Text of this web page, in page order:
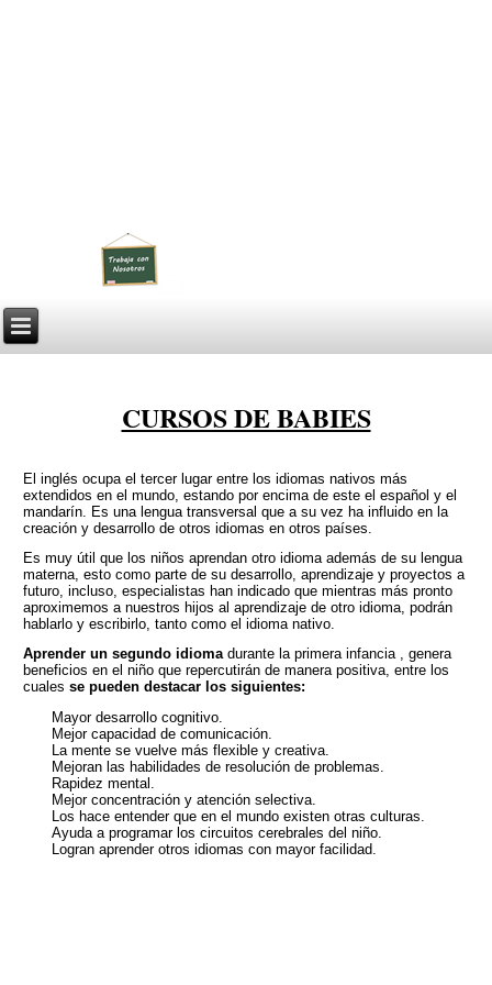
CURSOS DE BABIES
El inglés ocupa el tercer lugar entre los idiomas nativos más
extendidos en el mundo, estando por encima de este el español y el
mandarín. Es una lengua transversal que a su vez ha influido en la
creación y desarrollo de otros idiomas en otros países.
Es muy útil que los niños aprendan otro idioma además de su lengua
materna, esto como parte de su desarrollo, aprendizaje y proyectos a
futuro, incluso, especialistas han indicado que mientras más pronto
aproximemos a nuestros hijos al aprendizaje de otro idioma, podrán
hablarlo y escribirlo, tanto como el idioma nativo.
Aprender un segundo idiomadurante la primera infancia , genera
beneficios en el niño que repercutirán de manera positiva, entre los
cualesse pueden destacar los siguientes:
Mayor desarrollo cognitivo.
Mejor capacidad de comunicación.
La mente se vuelve más flexible y creativa.
Mejoran las habilidades de resolución de problemas.
Rapidez mental.
Mejor concentración y atención selectiva.
Los hace entender que en el mundo existen otras culturas.
Ayuda a programar los circuitos cerebrales del niño.
Logran aprender otros idiomas con mayor facilidad.